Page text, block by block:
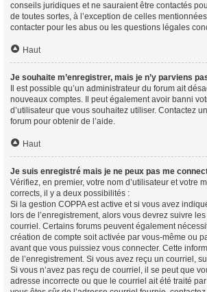
conseils juridiques et ne sauraient être contactés
de toutes sortes, à l’exception de celles
contacter pour les abus ou les questions légales
Haut
Je souhaite m’enregistrer, mais je n’y parviens
Il est possible qu’un administrateur du forum ait
nouveaux comptes. Il peut également avoir banni
d’utilisateur que vous souhaitez utiliser. Contactez
forum pour obtenir de l’aide.
Haut
Je suis enregistré mais je ne peux pas me
Vérifiez, en premier, votre nom d’utilisateur et votre
corrects, il y a deux possibilités :
Si la gestion COPPA est active et si vous avez
lors de l’enregistrement, alors vous devrez suivre
courriel. Certains forums peuvent également
création de compte soit activée par vous-même ou
avant que vous puissiez vous connecter. Cette
de l’enregistrement. Si vous avez reçu un courriel,
Si vous n’avez pas reçu de courriel, il se peut que
adresse incorrecte ou que le courriel ait été traité